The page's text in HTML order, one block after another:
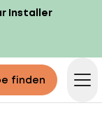
Installer
finden